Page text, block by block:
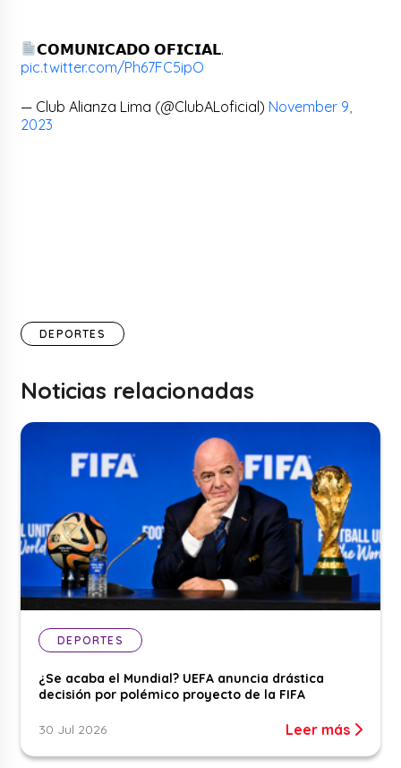
𝗖𝗢𝗠𝗨𝗡𝗜𝗖𝗔𝗗𝗢 𝗢𝗙𝗜𝗖𝗜𝗔𝗟.
pic.twitter.com/Ph67FC5ipO
— Club Alianza Lima (@ClubALoficial) November 9,
2023
DEPORTES
Noticias relacionadas
DEPORTES
¿Se acaba el Mundial? UEFA anuncia drástica
decisión por polémico proyecto de la FIFA
30 Jul 2026 Leer más